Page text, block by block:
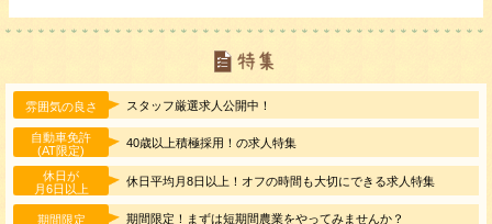
雰囲気の良さ スタッフ厳選求人公開中！
自動車免許
(AT限定)
40歳以上積極採用！の求人特集
休日が
月6日以上
休日平均月8日以上！オフの時間も大切にできる求人特集
期間限定 期間限定！まずは短期間農業をやってみませんか？